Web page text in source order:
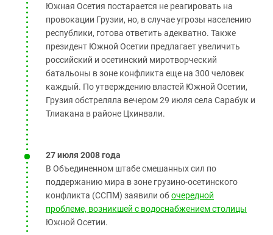
Южная Осетия постарается не реагировать на
провокации Грузии, но, в случае угрозы населению
республики, готова ответить адекватно. Также
президент Южной Осетии предлагает увеличить
российский и осетинский миротворческий
батальоны в зоне конфликта еще на 300 человек
каждый. По утверждению властей Южной Осетии,
Грузия обстреляла вечером 29 июля села Сарабук и
Тлиакана в районе Цхинвали.
27 июля 2008 года
В Объединенном штабе смешанных сил по
поддержанию мира в зоне грузино-осетинского
конфликта (ССПМ) заявили обочередной
проблеме, возникшей с водоснабжением столицы
Южной Осетии.